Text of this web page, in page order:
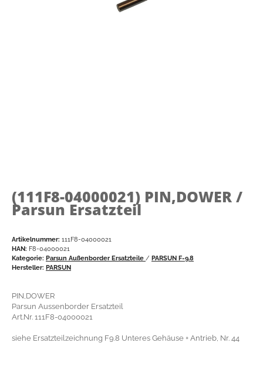
(111F8-04000021) PIN,DOWER /
Parsun Ersatzteil
Artikelnummer: 111F8-04000021
HAN: F8-04000021
Kategorie: Parsun Außenborder Ersatzteile / PARSUN F-9.8
Hersteller: PARSUN
PIN,DOWER
Parsun Aussenborder Ersatzteil
Art.Nr. 111F8-04000021
siehe Ersatzteilzeichnung F9.8 Unteres Gehäuse + Antrieb, Nr. 44